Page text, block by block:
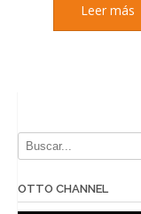
Leer más
OTTO CHANNEL